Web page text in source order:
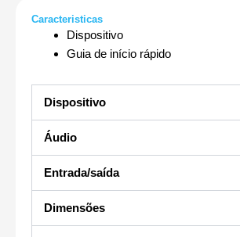
Caracteristicas
Dispositivo
Guia de início rápido
Dispositivo
Áudio
Entrada/saída
Dimensões